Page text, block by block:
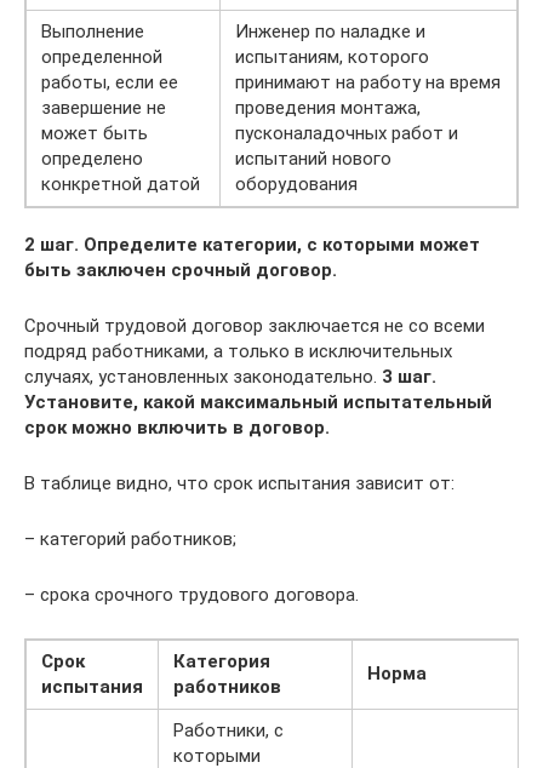
Выполнение
определенной
работы, если ее
завершение не
может быть
определено
конкретной датой
Инженер по наладке и
испытаниям, которого
принимают на работу на время
проведения монтажа,
пусконаладочных работ и
испытаний нового
оборудования
2 шаг. Определите категории, с которыми может
быть заключен срочный договор.
Срочный трудовой договор заключается не со всеми
подряд работниками, а только в исключительных
случаях, установленных законодательно. 3 шаг.
Установите, какой максимальный испытательный
срок можно включить в договор.
В таблице видно, что срок испытания зависит от:
– категорий работников;
– срока срочного трудового договора.
Срок
испытания
Категория
работников
Норма
Работники, с
которыми